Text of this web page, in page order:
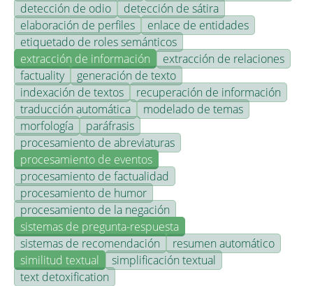
detección de odio
detección de sátira
elaboración de perfiles
enlace de entidades
etiquetado de roles semánticos
extracción de información
extracción de relaciones
factuality
generación de texto
indexación de textos
recuperación de información
traducción automática
modelado de temas
morfología
paráfrasis
procesamiento de abreviaturas
procesamiento de eventos
procesamiento de factualidad
procesamiento de humor
procesamiento de la negación
sistemas de pregunta-respuesta
sistemas de recomendación
resumen automático
similitud textual
simplificación textual
text detoxification